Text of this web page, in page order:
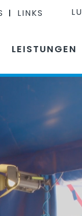
LINKS LU
LEISTUNGEN